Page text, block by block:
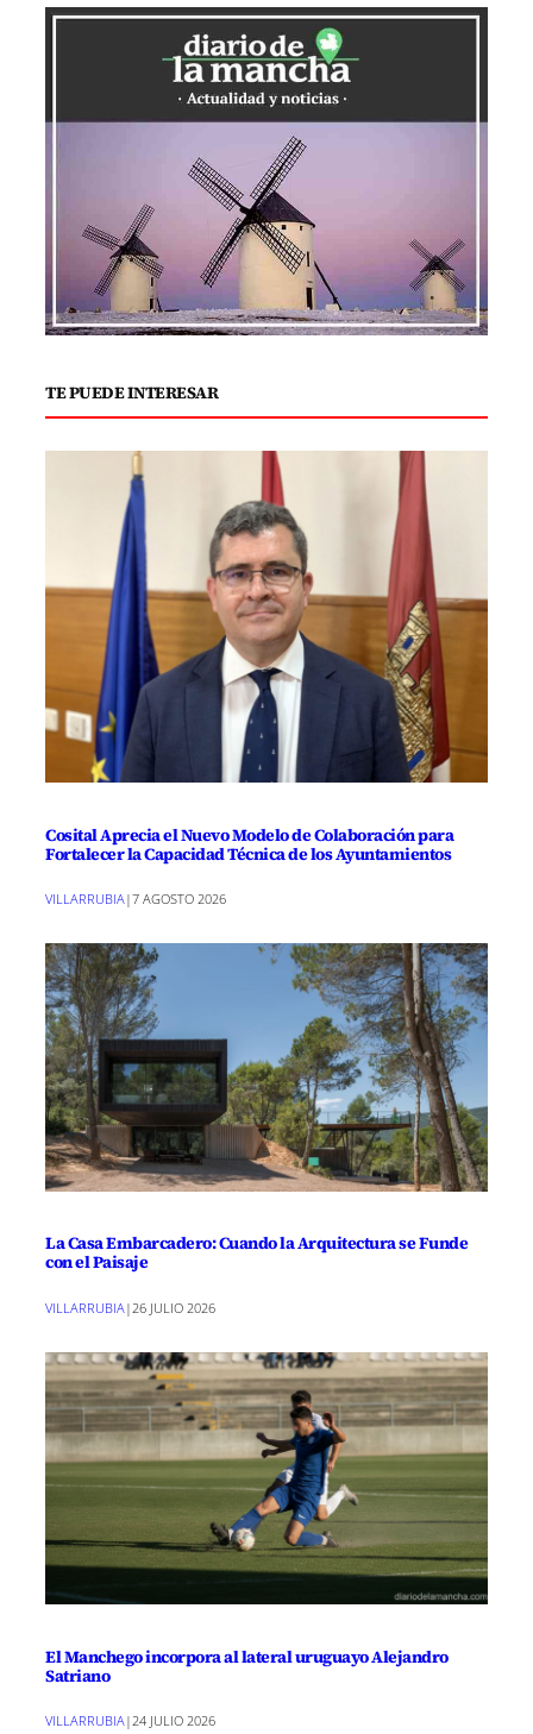
TE PUEDE INTERESAR
Cosital Aprecia el Nuevo Modelo de Colaboración para
Fortalecer la Capacidad Técnica de los Ayuntamientos
VILLARRUBIA|7 AGOSTO 2026
La Casa Embarcadero: Cuando la Arquitectura se Funde
con el Paisaje
VILLARRUBIA|26 JULIO 2026
El Manchego incorpora al lateral uruguayo Alejandro
Satriano
VILLARRUBIA|24 JULIO 2026